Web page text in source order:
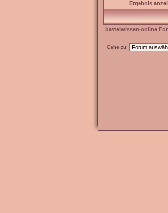
Ergebnis
bastelwissen-online
Gehe zu: